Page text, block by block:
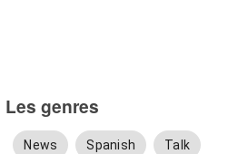
Les genres
News Spanish Talk